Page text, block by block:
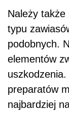
Należy
typu
podobnych.
elementów
preparatów
najbardziej